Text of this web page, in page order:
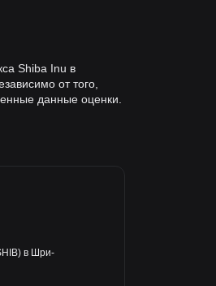
Shiba Inu в
от того,
данные оценки.
в Шри-